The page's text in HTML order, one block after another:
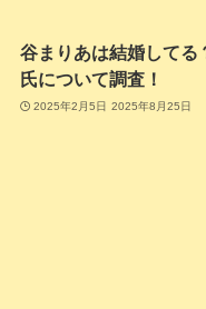
谷まりあは結婚してる
氏について調査！
2025年2月5日 2025年8月25日